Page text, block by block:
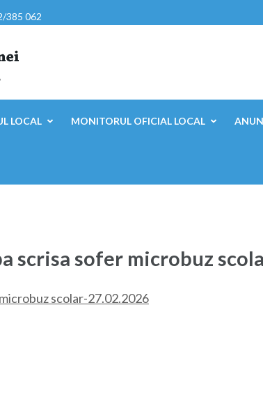
385 062
Mehedinți
LOCAL MONITORUL OFICIAL LOCAL
scrisa sofer microbuz
scolar-27.02.2026